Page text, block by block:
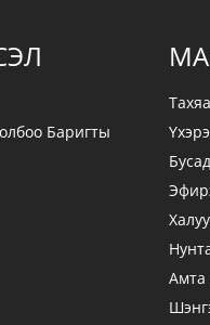
Баригты
Амта